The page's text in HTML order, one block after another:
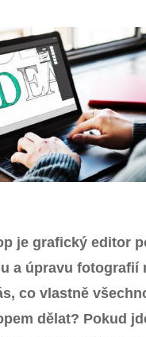
Jazykové kurzy
Kontakt
Zavřít menu
je grafický editor
a úpravu fotografií
co vlastně
dělat? Pokud